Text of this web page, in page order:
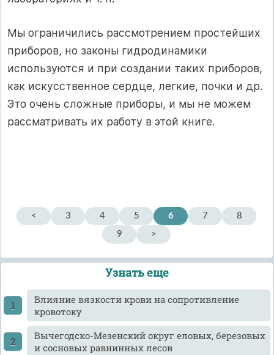
Мы ограничились рассмотрением простейших
приборов, но законы гидродинамики
используются и при создании таких приборов,
как искусственное сердце, легкие, почки и др.
Это очень сложные приборы, и мы не можем
рассматривать их работу в этой книге.
< 3 4 5 6 7
8
9
>
Узнать еще
Влияние вязкости крови на сопротивление
кровотоку
Вычегодско-Мезенский округ еловых, березовых
и сосновых равнинных лесов